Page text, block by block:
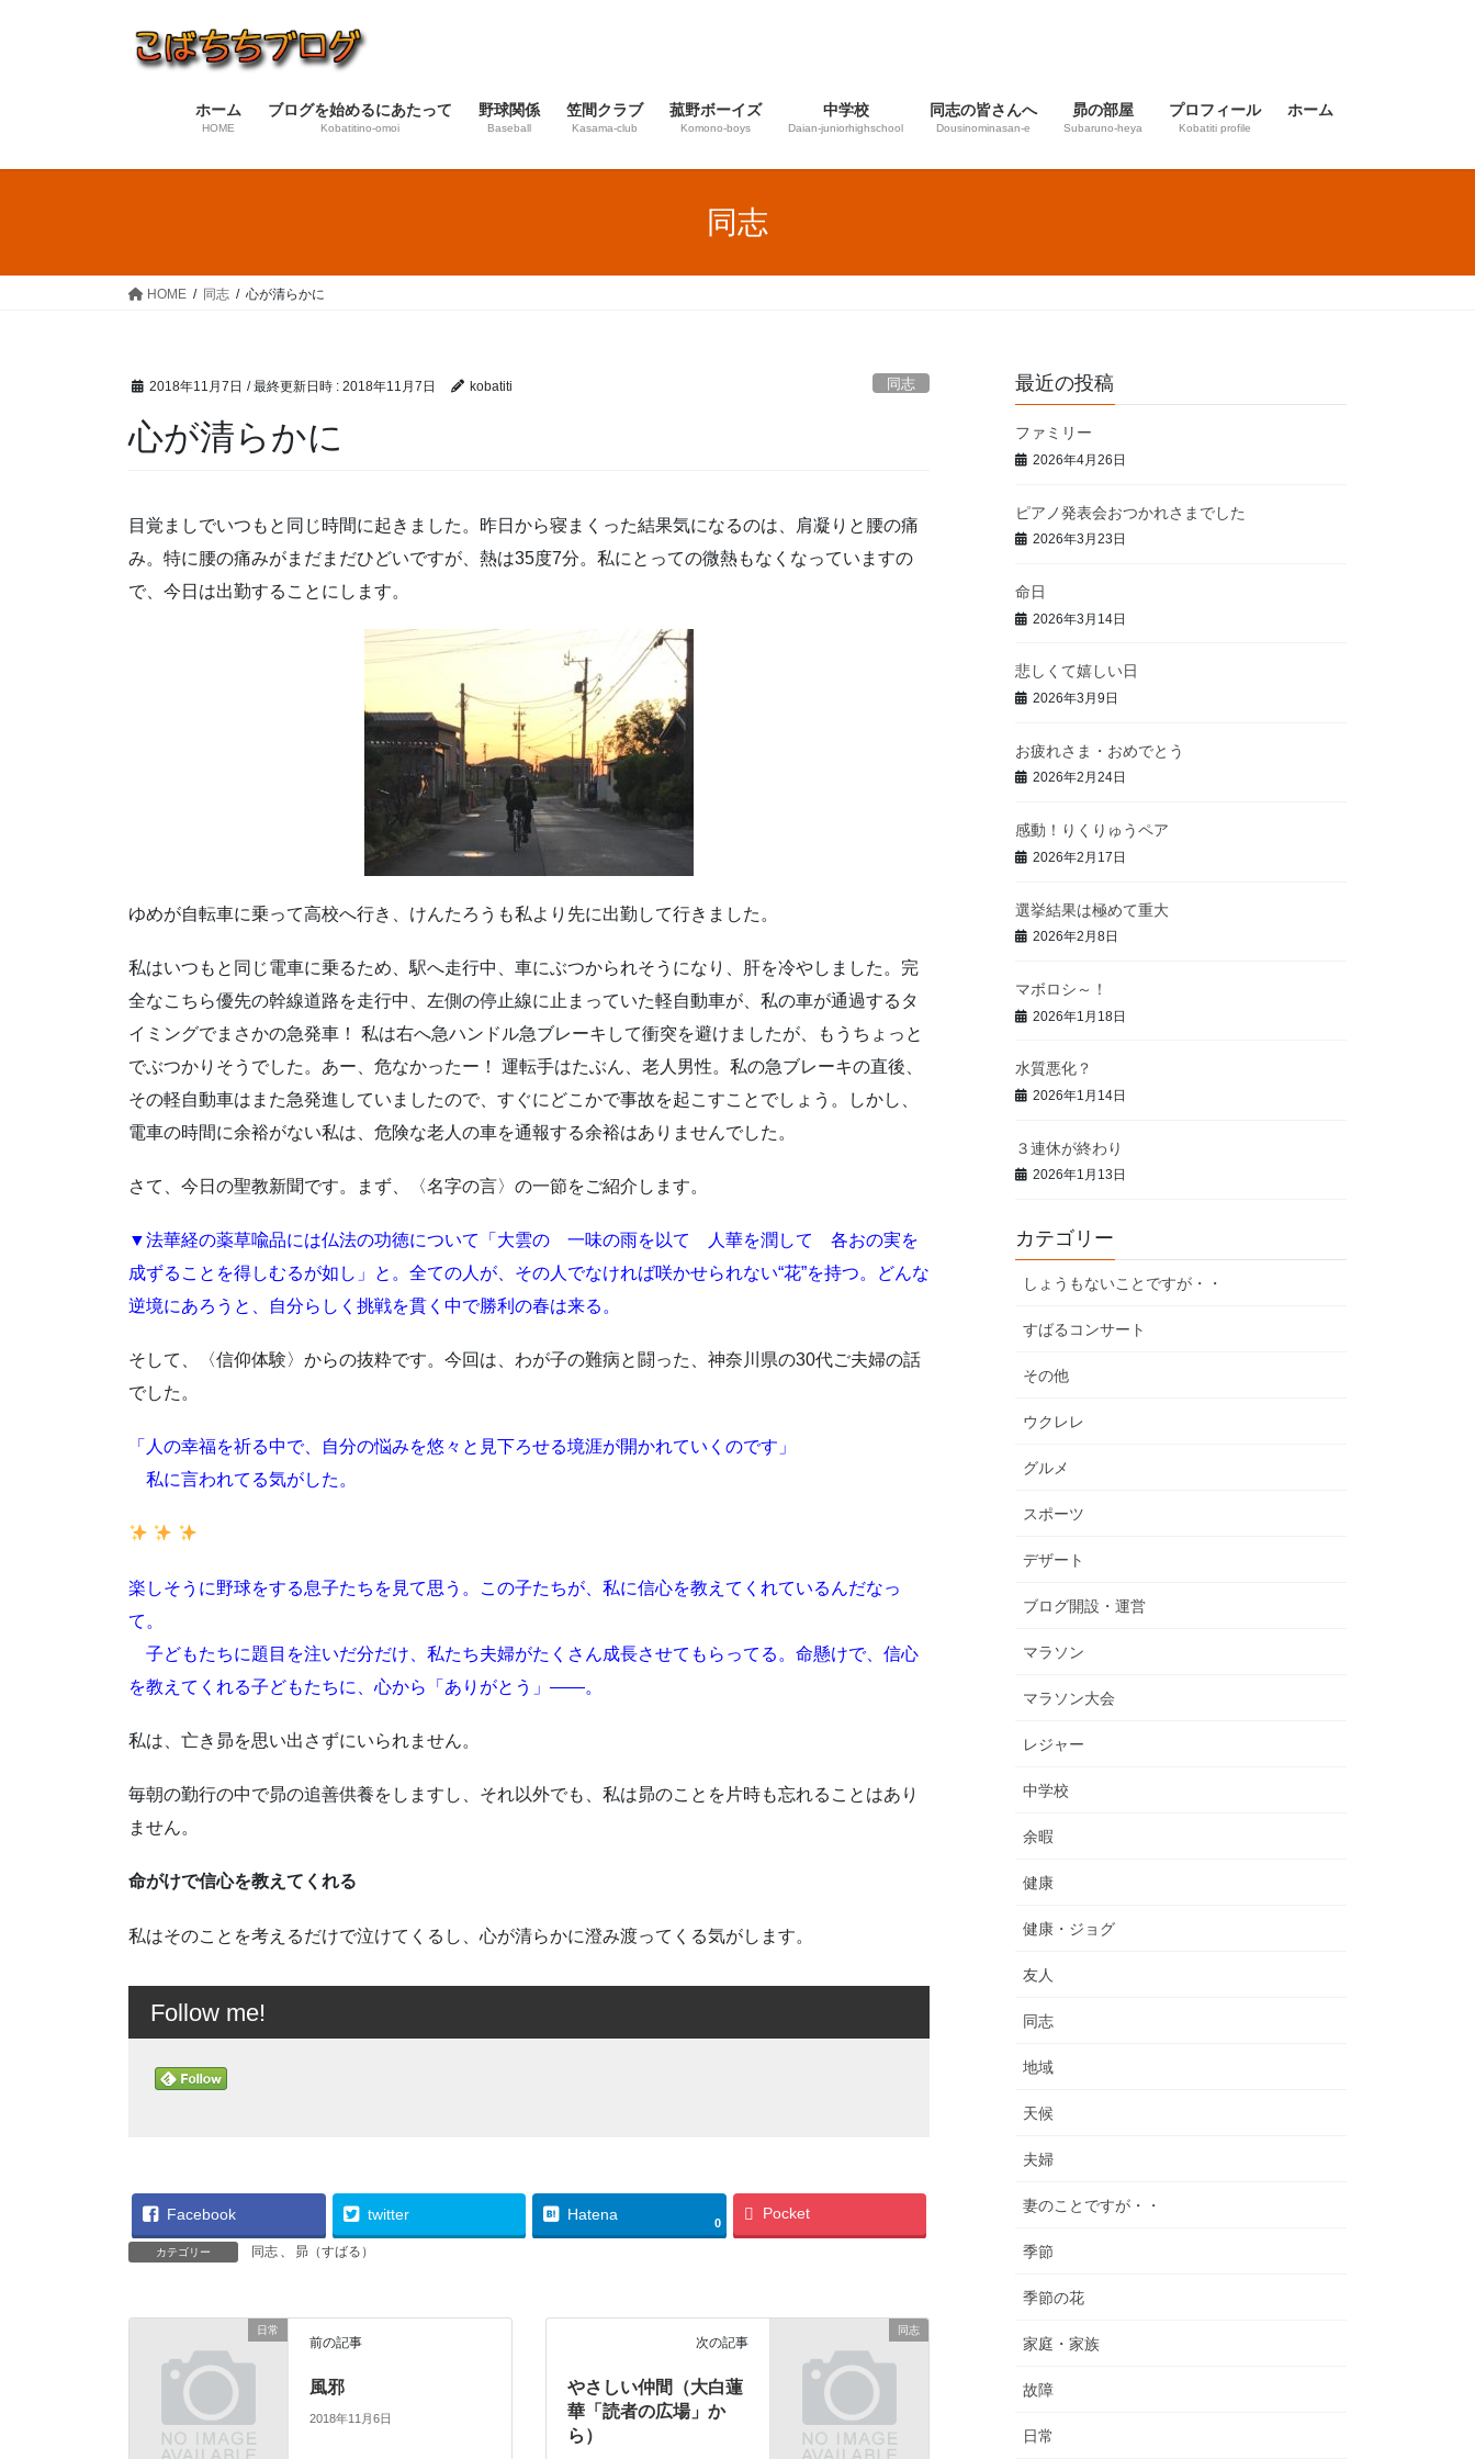
ス
ン
ホーム
HOME
ブログを始めるにあたって
Kobatitino-omoi
野球関係
Baseball
笠間クラブ
Kasama-club
菰野ボーイズ
Komono-boys
中学校
Daian‐juniorhighschool
同志の皆さんへ
Dousinominasan-e
昴の部屋
Subaruno-heya
プロフィール
Kobatiti profile
ホーム
同志
HOME 同志 心が清らかに
2018年11月7日 / 最終更新日時 : 2018年11月7日 kobatiti 同志
心が清らかに
目覚ましでいつもと同じ時間に起きました。昨日から寝まくった結果気になるのは、肩凝りと腰の痛
み。特に腰の痛みがまだまだひどいですが、熱は35度7分。私にとっての微熱もなくなっていますの
で、今日は出勤することにします。
ゆめが自転車に乗って高校へ行き、けんたろうも私より先に出勤して行きました。
私はいつもと同じ電車に乗るため、駅へ走行中、車にぶつかられそうになり、肝を冷やしました。完
全なこちら優先の幹線道路を走行中、左側の停止線に止まっていた軽自動車が、私の車が通過するタ
イミングでまさかの急発車！ 私は右へ急ハンドル急ブレーキして衝突を避けましたが、もうちょっと
でぶつかりそうでした。あー、危なかったー！ 運転手はたぶん、老人男性。私の急ブレーキの直後、
その軽自動車はまた急発進していましたので、すぐにどこかで事故を起こすことでしょう。しかし、
電車の時間に余裕がない私は、危険な老人の車を通報する余裕はありませんでした。
さて、今日の聖教新聞です。まず、〈名字の言〉の一節をご紹介します。
▼法華経の薬草喩品には仏法の功徳について「大雲の 一味の雨を以て 人華を潤して 各おの実を
成ずることを得しむるが如し」と。全ての人が、その人でなければ咲かせられない“花”を持つ。どんな
逆境にあろうと、自分らしく挑戦を貫く中で勝利の春は来る。
そして、〈信仰体験〉からの抜粋です。今回は、わが子の難病と闘った、神奈川県の30代ご夫婦の話
でした。
「人の幸福を祈る中で、自分の悩みを悠々と見下ろせる境涯が開かれていくのです」
私に言われてる気がした。
楽しそうに野球をする息子たちを見て思う。この子たちが、私に信心を教えてくれているんだなっ
て。
子どもたちに題目を注いだ分だけ、私たち夫婦がたくさん成長させてもらってる。命懸けで、信心
を教えてくれる子どもたちに、心から「ありがとう」――。
私は、亡き昴を思い出さずにいられません。
毎朝の勤行の中で昴の追善供養をしますし、それ以外でも、私は昴のことを片時も忘れることはあり
ません。
命がけで信心を教えてくれる
私はそのことを考えるだけで泣けてくるし、心が清らかに澄み渡ってくる気がします。
Follow me!
Facebook twitter Hatena 0
Pocket
カテゴリー 同志 昴（すばる）
日常
前の記事
風邪
2018年11月6日
同志
次の記事
やさしい仲間（大白蓮
華「読者の広場」か
ら）
最近の投稿
ファミリー
2026年4月26日
ピアノ発表会おつかれさまでした
2026年3月23日
命日
2026年3月14日
悲しくて嬉しい日
2026年3月9日
お疲れさま・おめでとう
2026年2月24日
感動！りくりゅうペア
2026年2月17日
選挙結果は極めて重大
2026年2月8日
マボロシ～！
2026年1月18日
水質悪化？
2026年1月14日
３連休が終わり
2026年1月13日
カテゴリー
しょうもないことですが・・
すばるコンサート
その他
ウクレレ
グルメ
スポーツ
デザート
ブログ開設・運営
マラソン
マラソン大会
レジャー
中学校
余暇
健康
健康・ジョグ
友人
同志
地域
天候
夫婦
妻のことですが・・
季節
季節の花
家庭・家族
故障
日常